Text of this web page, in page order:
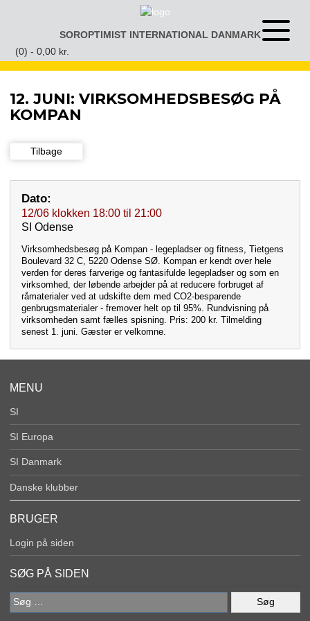
SOROPTIMIST INTERNATIONAL DANMARKÅben
menu
(0) - 0,00 kr.
12. JUNI: VIRKSOMHEDSBESØG PÅ
KOMPAN
Tilbage
Dato:
12/06 klokken 18:00 til 21:00
SI Odense
Virksomhedsbesøg på Kompan - legepladser og fitness, Tietgens
Boulevard 32 C, 5220 Odense SØ. Kompan er kendt over hele
verden for deres farverige og fantasifulde legepladser og som en
virksomhed, der løbende arbejder på at reducere forbruget af
råmaterialer ved at udskifte dem med CO2-besparende
genbrugsmaterialer - fremover helt op til 95%. Rundvisning på
virksomheden samt fælles spisning. Pris: 200 kr. Tilmelding
senest 1. juni. Gæster er velkomne.
MENU
SI
SI Europa
SI Danmark
Danske klubber
BRUGER
Login på siden
SØG PÅ SIDEN
Søg
efter: